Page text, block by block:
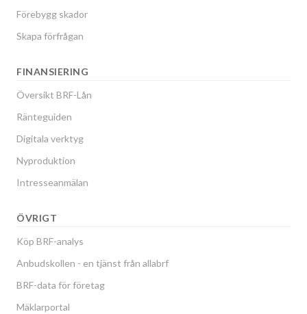
Förebygg skador
Skapa förfrågan
FINANSIERING
Översikt BRF-Lån
Ränteguiden
Digitala verktyg
Nyproduktion
Intresseanmälan
ÖVRIGT
Köp BRF-analys
Anbudskollen - en tjänst från allabrf
BRF-data för företag
Mäklarportal